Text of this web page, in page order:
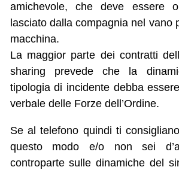
amichevole, che deve essere
lasciato dalla compagnia nel vano
macchina.
La maggior parte dei contratti
sharing prevede che la
tipologia di incidente debba
verbale delle Forze dell’Ordine.
Se al telefono quindi ti
questo modo e/o non sei
controparte sulle dinamiche del